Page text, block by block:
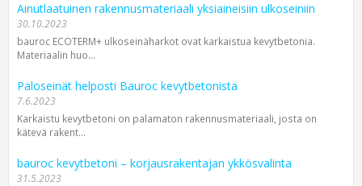
Ainutlaatuinen rakennusmateriaali yksiaineisiin ulkoseiniin
30.10.2023
bauroc ECOTERM+ ulkoseinäharkot ovat karkaistua kevytbetonia.
Materiaalin huo...
Paloseinät helposti Bauroc kevytbetonista
7.6.2023
Karkaistu kevytbetoni on palamaton rakennusmateriaali, josta on
kätevä rakent...
bauroc kevytbetoni – korjausrakentajan ykkösvalinta
31.5.2023